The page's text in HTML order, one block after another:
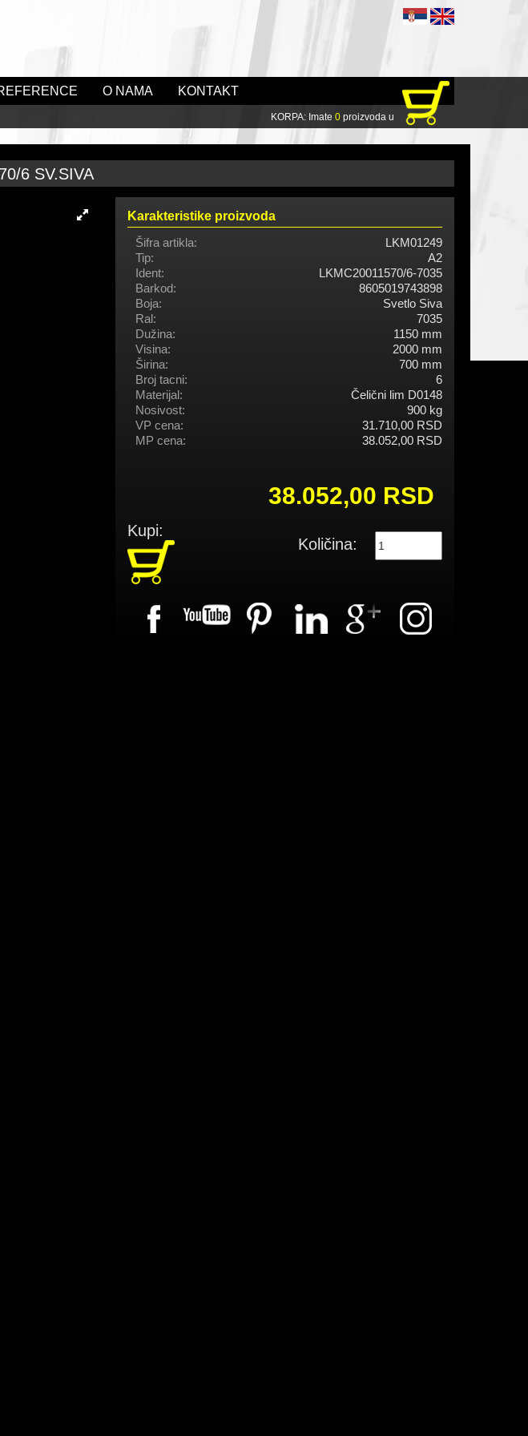
O NAMA KONTAKT
KORPA: Imate 0 proizvoda u
6 SV.SIVA
Karakteristike proizvoda
Šifra artikla:
LKM01249
Tip:
A2
Ident:
LKMC20011570/6-7035
Barkod:
8605019743898
Boja:
Svetlo Siva
Ral:
7035
Dužina:
1150 mm
Visina:
2000 mm
Širina:
700 mm
Broj tacni:
6
Materijal:
Čelični lim D0148
Nosivost:
900 kg
VP cena:
31.710,00 RSD
MP cena:
38.052,00 RSD
38.052,00 RSD
Kupi:
Količina: